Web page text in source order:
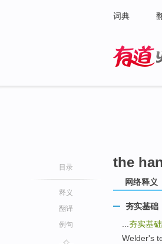
词典
目录
释义
翻译
例句
the
网络释义
夯实基础
夯实基础
Welder's